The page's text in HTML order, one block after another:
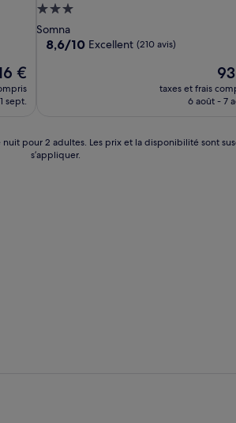
€
€
sept.
Hébergement
3.0 étoiles
Somna
8.6
8,6/10 Excellent (210 avis)
Le
prix
93
taxes et frais
6 août - 7
nuit pour 2 adultes. Les prix et la disponibilité sont
s’appliquer.